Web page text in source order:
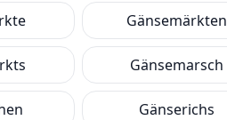
Gänsemärkten
Gänsemarsch
Gänserichs